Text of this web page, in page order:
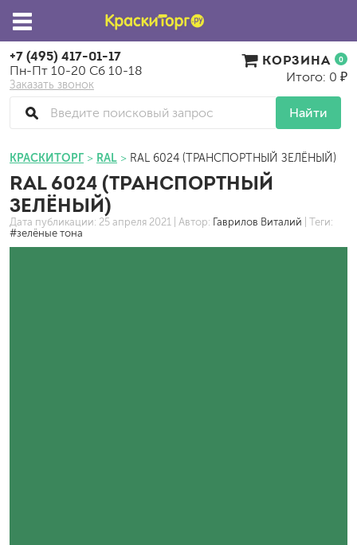
+7 (495) 417-01-17
Пн-Пт 10-20 Сб 10-18
Заказать звонок
Найти
КОРЗИНА 0
Итого: 0 ₽
КРАСКИТОРГ RAL RAL 6024 (ТРАНСПОРТНЫЙ ЗЕЛЁНЫЙ)
RAL 6024 (ТРАНСПОРТНЫЙ
ЗЕЛЁНЫЙ)
Дата публикации: 25 апреля 2021 | Автор: Гаврилов Виталий | Теги:
#зелёные тона